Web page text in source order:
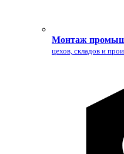
Монтаж
цехов, складов и